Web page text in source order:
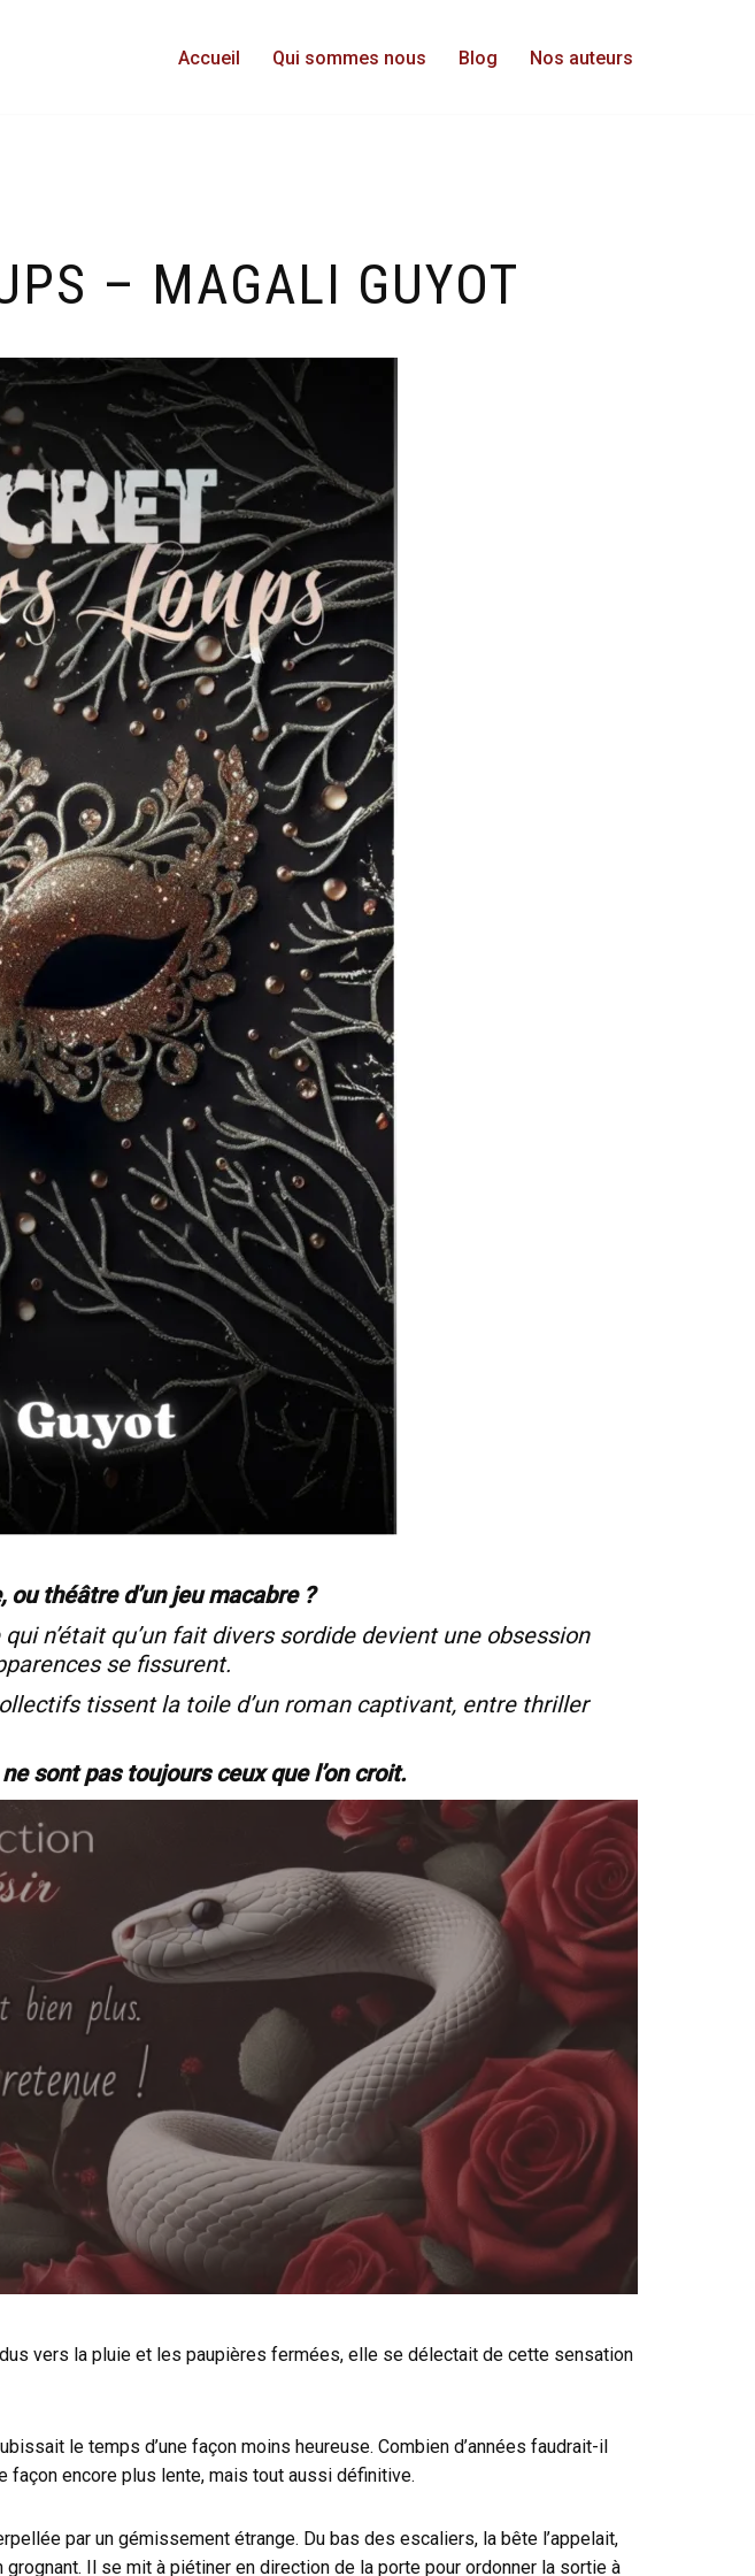
Accueil Qui sommes nous Blog Nos auteurs
– MAGALI GUYOT
théâtre d’un jeu macabre ?
n’était qu’un fait divers sordide devient une obsession
se fissurent.
tissent la toile d’un roman captivant, entre thriller
sont pas toujours ceux que l’on croit.
vers la pluie et les paupières fermées, elle se délectait de cette sensation
le temps d’une façon moins heureuse. Combien d’années faudrait-il
façon encore plus lente, mais tout aussi définitive.
par un gémissement étrange. Du bas des escaliers, la bête l’appelait,
Il se mit à piétiner en direction de la porte pour ordonner la sortie à